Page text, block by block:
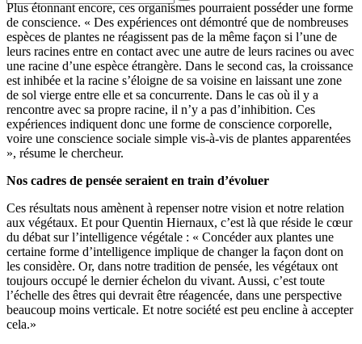
Plus étonnant encore, ces organismes pourraient posséder une forme
de conscience. « Des expériences ont démontré que de nombreuses
espèces de plantes ne réagissent pas de la même façon si l’une de
leurs racines entre en contact avec une autre de leurs racines ou avec
une racine d’une espèce étrangère. Dans le second cas, la croissance
est inhibée et la racine s’éloigne de sa voisine en laissant une zone
de sol vierge entre elle et sa concurrente. Dans le cas où il y a
rencontre avec sa propre racine, il n’y a pas d’inhibition. Ces
expériences indiquent donc une forme de conscience corporelle,
voire une conscience sociale simple vis-à-vis de plantes apparentées
», résume le chercheur.
Nos cadres de pensée seraient en train d’évoluer
Ces résultats nous amènent à repenser notre vision et notre relation
aux végétaux. Et pour Quentin Hiernaux, c’est là que réside le cœur
du débat sur l’intelligence végétale : « Concéder aux plantes une
certaine forme d’intelligence implique de changer la façon dont on
les considère. Or, dans notre tradition de pensée, les végétaux ont
toujours occupé le dernier échelon du vivant. Aussi, c’est toute
l’échelle des êtres qui devrait être réagencée, dans une perspective
beaucoup moins verticale. Et notre société est peu encline à accepter
cela.»